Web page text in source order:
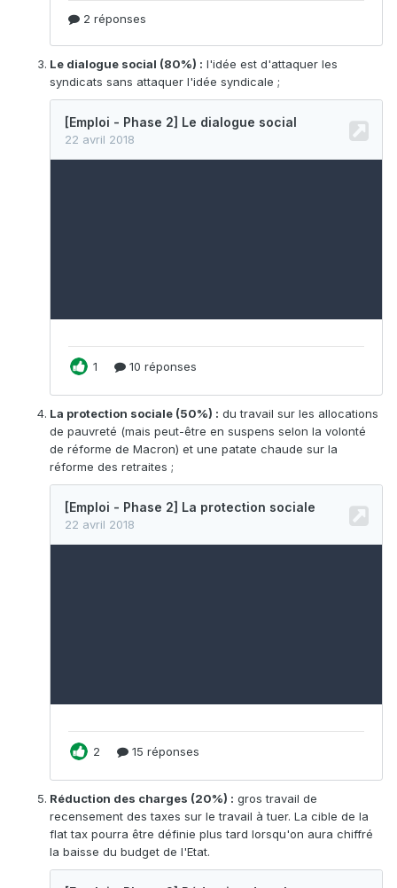
Le dialogue social (80%) : l'idée est d'attaquer les
syndicats sans attaquer l'idée syndicale ;
La protection sociale (50%) : du travail sur les allocations
de pauvreté (mais peut-être en suspens selon la volonté
de réforme de Macron) et une patate chaude sur la
réforme des retraites ;
Réduction des charges (20%) : gros travail de
recensement des taxes sur le travail à tuer. La cible de la
flat tax pourra être définie plus tard lorsqu'on aura chiffré
la baisse du budget de l'Etat.